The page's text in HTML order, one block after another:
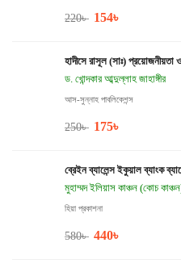
220৳ 154৳
হাদীসে রাসূল (সাঃ) প্রয়োজনীয়তা
ড. খোন্দকার আব্দুল্লাহ জাহাঙ্গীর
আস-সুন্নাহ পাবলিকেশন্স
250৳ 175৳
ব্রেইন ব্যালেন্স ইকুয়াল ব্যাংক
মুহাম্মদ ইলিয়াস কাঞ্চন (কোচ
হিয়া প্রকাশনা
580৳ 440৳